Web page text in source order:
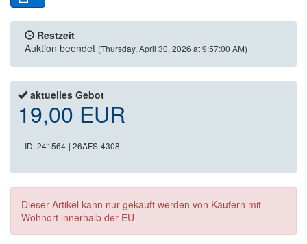
Restzeit
Auktion beendet (Thursday, April 30, 2026 at 9:57:00 AM)
aktuelles Gebot
19,00 EUR
ID: 241564 | 26AFS-4308
Dieser Artikel kann nur gekauft werden von Käufern mit
Wohnort innerhalb der EU